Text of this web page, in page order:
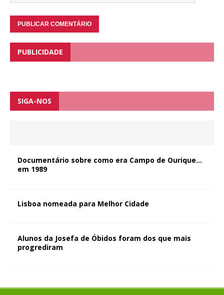
PUBLICIDADE
SIGA-NOS
Documentário sobre como era Campo de Ourique…
em 1989
Lisboa nomeada para Melhor Cidade
Alunos da Josefa de Óbidos foram dos que mais
progrediram